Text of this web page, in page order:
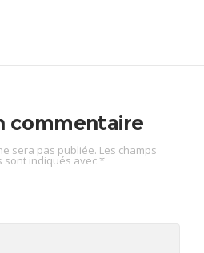
commentaire
sera pas publiée. Les champs
sont indiqués avec*